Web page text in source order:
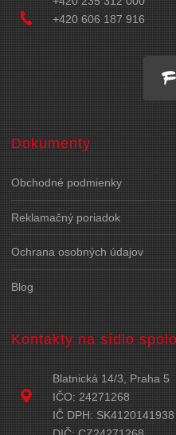
+420 606 187 916
Dokumenty
Obchodné podmienky
Reklamačný poriadok
Ochrana osobných údajov
Blog
Kontakty na sídlo
Blatnická 14/3, Praha 5
IČO: 24271268
IČ DPH: SK4120141938